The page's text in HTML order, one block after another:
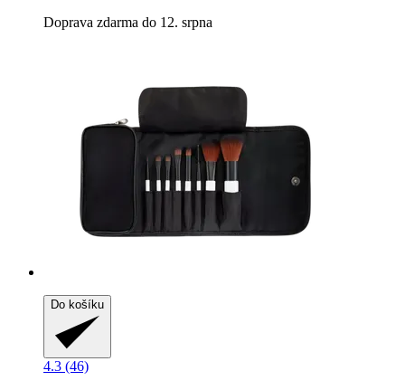
Doprava zdarma do 12. srpna
Do košíku
4.3 (46)